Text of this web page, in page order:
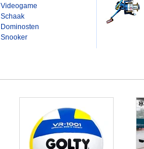
Videogame
Schaak
Dominosten
Snooker